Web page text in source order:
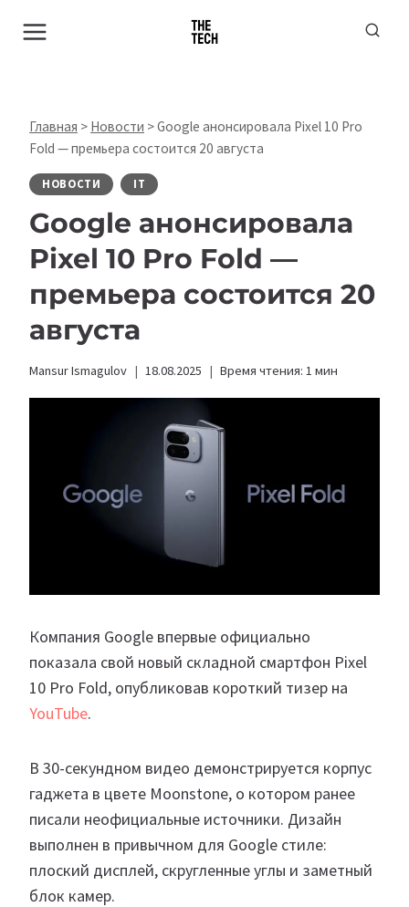
Главная > Новости >Google анонсировала Pixel 10 Pro
Fold — премьера состоится 20 августа
НОВОСТИ IT
Google анонсировала
Pixel 10 Pro Fold —
премьера состоится 20
августа
Mansur Ismagulov 18.08.2025 Время чтения: 1 мин
Компания Google впервые официально
показала свой новый складной смартфон Pixel
10 Pro Fold, опубликовав короткий тизер на
YouTube.
В 30-секундном видео демонстрируется корпус
гаджета в цвете Moonstone, о котором ранее
писали неофициальные источники. Дизайн
выполнен в привычном для Google стиле:
плоский дисплей, скругленные углы и заметный
блок камер.